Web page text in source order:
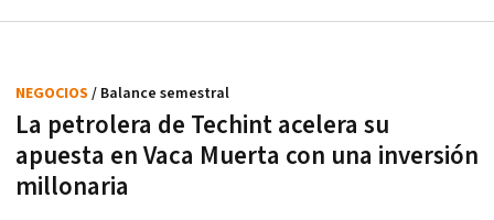
La petrolera de Techint acelera su
apuesta en Vaca Muerta con una inversión
millonaria
NEGOCIOS / Balance semestral